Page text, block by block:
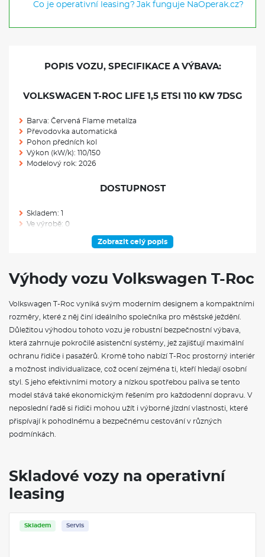
Co je operativní leasing? Jak funguje NaOperak.cz?
POPIS VOZU, SPECIFIKACE A VÝBAVA:
VOLKSWAGEN T-ROC LIFE 1,5 ETSI 110 KW 7DSG
Barva: Červená Flame metalíza
Převodovka automatická
Pohon předních kol
Výkon (kW/k): 110/150
Modelový rok: 2026
DOSTUPNOST
Skladem: 1
Ve výrobě: 0
VÝBAVA NAD RÁMEC VÝBAVOVÉHO STUPNĚ
Prodloužená záruka 5 let / 100 000 km: podle toho, která
situace nastane dříve
dveří v látce
VÝBAVA VE VÝBAVA STUPNI
Automatická 3zónová klimatizace: regulace teploty pro řidiče
a spolujezdce a pasažéry vzadu, automatický spínač cirkulace
Prediktivní omezovač rychlosti
Tísňové volání: tlačítko tísňového volání ve voze, umožňuje
telefonickou hlasovou péči do chvíle, než dorazí potřebná
pomoc, hlasová péče je poskytována v 10ti evropských
jazycích (němčina, angličtina, francouzština, italština,
Automatická dvouspojková převodovka DSG: DQ200
12V zásuvka vzadu: v zavazadlovém prostoru
Víceprvková zadní náprava
W
Textilní koberečky vpředu a vzadu
Zobrazit celý popis
Výhody vozu Volkswagen T-Roc
Volkswagen T-Roc vyniká svým moderním designem a kompaktními
rozměry, které z něj činí ideálního společníka pro městské ježdění.
Důležitou výhodou tohoto vozu je robustní bezpečnostní výbava,
která zahrnuje pokročilé asistenční systémy, jež zajišťují maximální
ochranu řidiče i pasažérů. Kromě toho nabízí T-Roc prostorný interiér
a možnost individualizace, což ocení zejména ti, kteří hledají osobní
styl. S jeho efektivními motory a nízkou spotřebou paliva se tento
model stává také ekonomickým řešením pro každodenní dopravu. V
neposlední řadě si řidiči mohou užít i výborné jízdní vlastnosti, které
přispívají k pohodlnému a bezpečnému cestování v různých
podmínkách.
Skladové vozy na operativní
leasing
Skladem Servis